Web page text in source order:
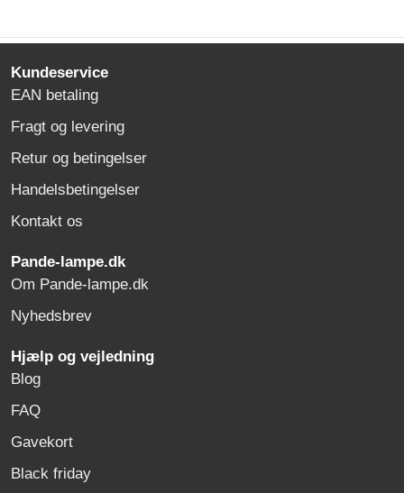
Kundeservice
EAN betaling
Fragt og levering
Retur og betingelser
Handelsbetingelser
Kontakt os
Pande-lampe.dk
Om Pande-lampe.dk
Nyhedsbrev
Hjælp og vejledning
Blog
FAQ
Gavekort
Black friday